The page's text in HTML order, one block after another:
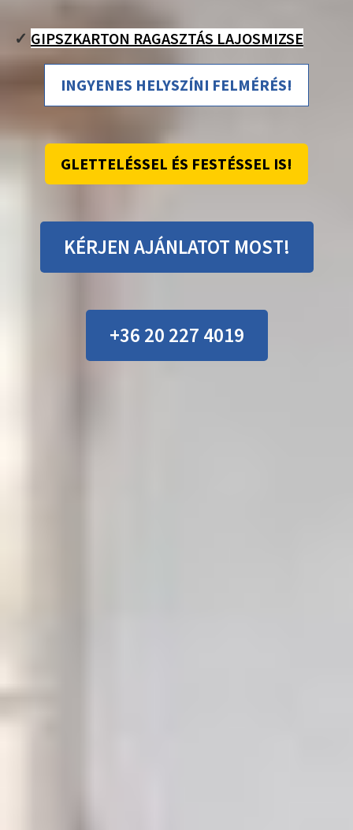
✓ GIPSZKARTON RAGASZTÁS LAJOSMIZSE
INGYENES HELYSZÍNI FELMÉRÉS!
GLETTELÉSSEL ÉS FESTÉSSEL IS!
KÉRJEN AJÁNLATOT MOST!
+36 20 227 4019